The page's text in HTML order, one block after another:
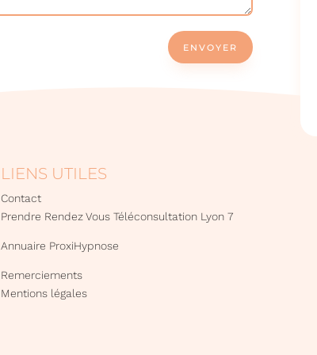
ENVOYER
LIENS UTILES
Contact
Prendre Rendez Vous Téléconsultation Lyon 7
Annuaire ProxiHypnose
Remerciements
Mentions légales